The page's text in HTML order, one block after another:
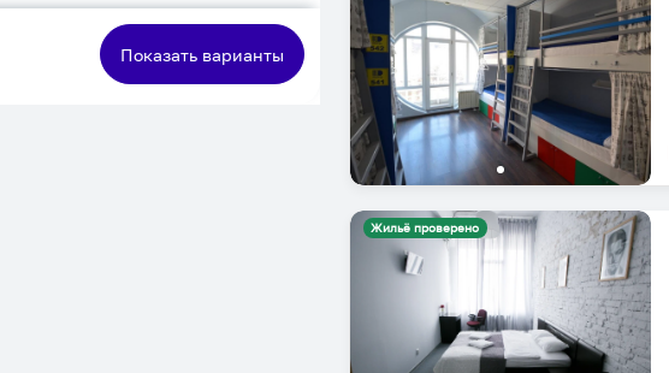
Двухъярусная
кровать
Показать варианты
Жильё проверено